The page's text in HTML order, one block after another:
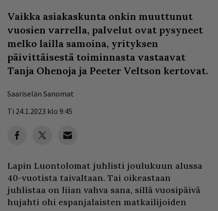
Vaikka asiakaskunta onkin muuttunut
vuosien varrella, palvelut ovat pysyneet
melko lailla samoina, yrityksen
päivittäisestä toiminnasta vastaavat
Tanja Ohenoja ja Peeter Veltson kertovat.
Saariselän Sanomat
Ti 24.1.2023 klo 9:45
Lapin Luontolomat juhlisti joulukuun alussa
40-vuotista taivaltaan. Tai oikeastaan
juhlistaa on liian vahva sana, sillä vuosipäivä
hujahti ohi espanjalaisten matkailijoiden